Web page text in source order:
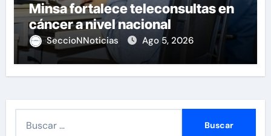
Minsa fortalece teleconsultas en
cáncer a nivel nacional
SeccioNNoticias Ago 5, 2026